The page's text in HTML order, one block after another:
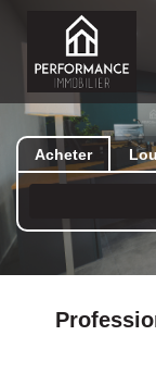
Acheter